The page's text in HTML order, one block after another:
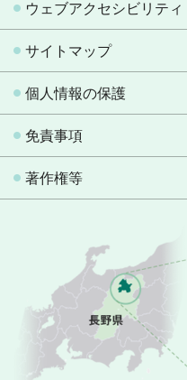
ウェブアクセシビリティ
サイトマップ
個人情報の保護
免責事項
著作権等